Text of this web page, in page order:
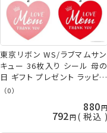
東京リボン WS/ラブマムサン
キュー 36枚入り シール 母の
日 ギフト プレゼント ラッピン
グ 手芸の山久
（0）
880
792 税込